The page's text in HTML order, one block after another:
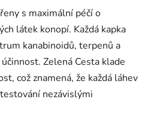
s maximální péčí o
látek konopí. Každá kapka
kanabinoidů, terpenů a
Zelená Cesta klade
což znamená, že každá láhev
nezávislými